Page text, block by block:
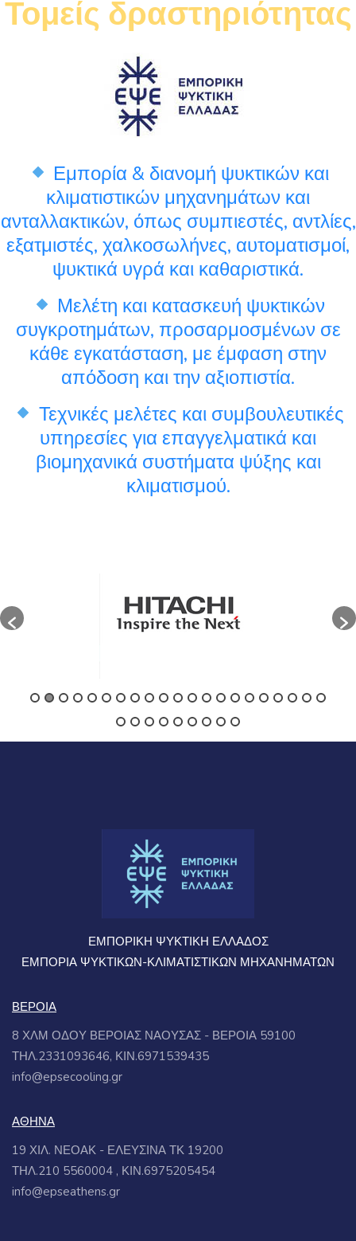
Τομείς δραστηριότητας
Εμπορία & διανομή ψυκτικών και
κλιματιστικών μηχανημάτων και
ανταλλακτικών, όπως συμπιεστές, αντλίες,
εξατμιστές, χαλκοσωλήνες, αυτοματισμοί,
ψυκτικά υγρά και καθαριστικά.
Μελέτη και κατασκευή ψυκτικών
συγκροτημάτων, προσαρμοσμένων σε
κάθε εγκατάσταση, με έμφαση στην
απόδοση και την αξιοπιστία.
Τεχνικές μελέτες και συμβουλευτικές
υπηρεσίες για επαγγελματικά και
βιομηχανικά συστήματα ψύξης και
κλιματισμού.
ΕΜΠΟΡΙΚΗ ΨΥΚΤΙΚΗ ΕΛΛΑΔΟΣ
ΕΜΠΟΡΙΑ ΨΥΚΤΙΚΩΝ-ΚΛΙΜΑΤΙΣΤΙΚΩΝ ΜΗΧΑΝΗΜΑΤΩΝ
ΒΕΡΟΙΑ
8 ΧΛΜ ΟΔΟΥ ΒΕΡΟΙΑΣ ΝΑΟΥΣΑΣ - ΒΕΡΟΙΑ 59100
ΤΗΛ.2331093646, ΚΙΝ.6971539435
info@epsecooling.gr
ΑΘΗΝΑ
19 ΧΙΛ. ΝΕΟΑΚ - ΕΛΕΥΣΙΝΑ ΤΚ 19200
ΤΗΛ.210 5560004 , ΚΙΝ.6975205454
info@epseathens.gr